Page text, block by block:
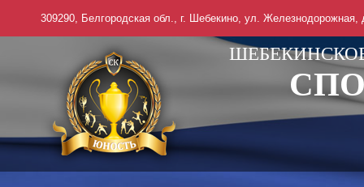
309290, Белгородская обл., г. Шебекино, ул.